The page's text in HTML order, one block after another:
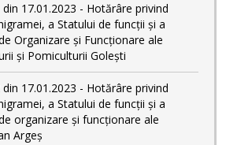
17.01.2023 - Hotărâre privind
a Statului de funcții și a
Organizare și Funcționare ale
și Pomiculturii Golești
17.01.2023 - Hotărâre privind
a Statului de funcții și a
organizare și funcționare ale
Argeș